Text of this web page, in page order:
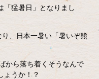
「猛暑日」となりまし
、日本一暑い「暑いぞ熊
から落ち着くそうなんで
うか！？